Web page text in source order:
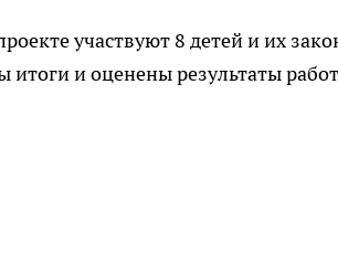
участвуют 8 детей и их
итоги и оценены результаты